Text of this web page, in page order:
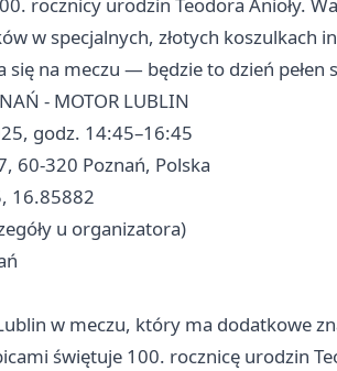
w specjalnych, złotych koszulkach
się na meczu — będzie to dzień pełen
- MOTOR LUBLIN
godz. 14:45–16:45
60-320 Poznań, Polska
16.85882
u organizatora)
w meczu, który ma dodatkowe
świętuje 100. rocznicę urodzin